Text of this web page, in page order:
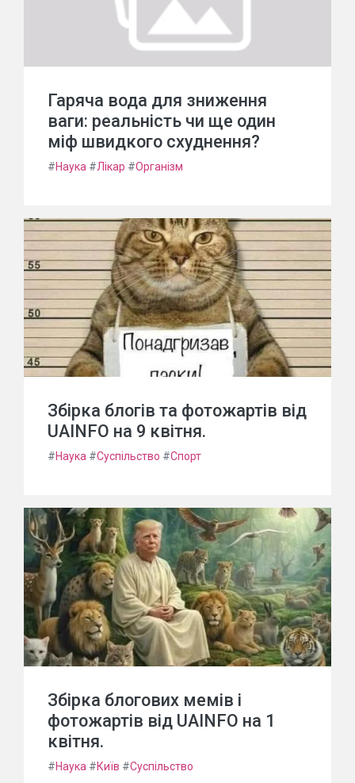
Гаряча вода для зниження
ваги: реальність чи ще один
міф швидкого схуднення?
#Наука #Лікар #Організм
Збірка блогів та фотожартів від
UAINFO на 9 квітня.
#Наука #Суспільство #Спорт
Збірка блогових мемів і
фотожартів від UAINFO на 1
квітня.
#Наука #Київ #Суспільство